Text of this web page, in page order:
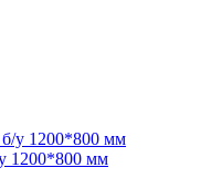
1200*800 мм